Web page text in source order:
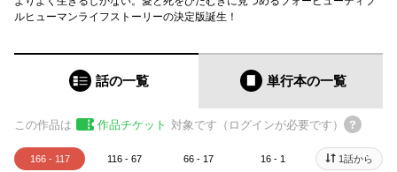
ルヒューマンライフストーリーの決定版誕生！
話の一覧 単行本の一覧
この作品は 作品チケット 対象です（ログインが必要です）
166 - 117 116 - 67 66 - 17 16 - 1 1話から